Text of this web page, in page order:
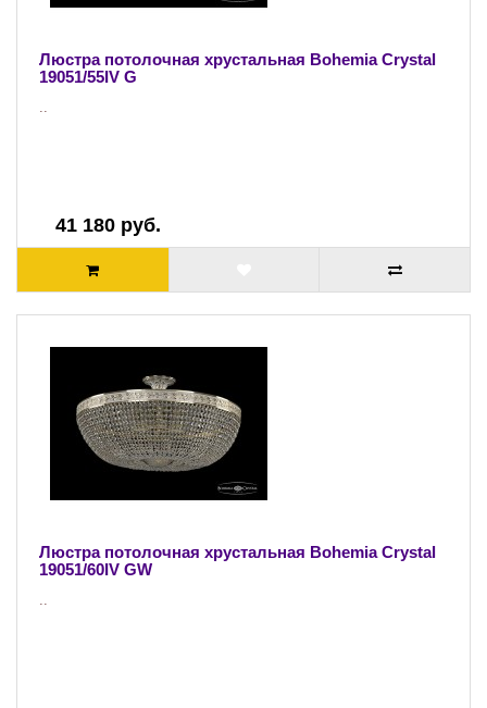
Люстра потолочная хрустальная Bohemia Crystal
19051/55IV G
..
41 180 руб.
Люстра потолочная хрустальная Bohemia Crystal
19051/60IV GW
..